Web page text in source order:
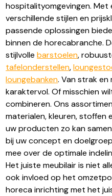
hospitalityomgevingen. Met
verschillende stijlen en
passende oplossingen
binnen de horecabranche.
stijlvollebarstoelen,
tafelonderstellen,
loungebanken. Van strak
karaktervol. Of misschien
combineren. Ons
materialen, kleuren, stoffen
uw producten zo kan
bij uw concept en
mee over de optimale
Het juiste meubilair is niet
ook invloed op het
horeca inrichting met het